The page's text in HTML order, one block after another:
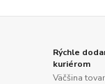
Rýchle
kuriérom
Väčšina